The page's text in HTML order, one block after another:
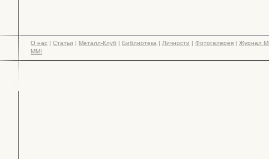
О нас | Статьи | Металл-Клуб | Библиотека | Личности | Фотогалерея | Журнал
MMI